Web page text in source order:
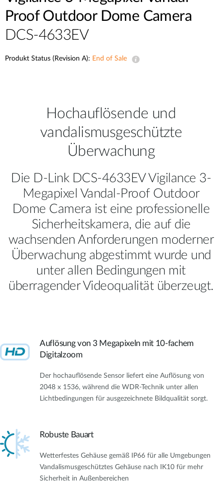
Proof Outdoor Dome Camera
DCS-4633EV
Produkt Status (Revision A): End of Sale
Hochauflösende und
vandalismusgeschützte
Überwachung
Die D-Link DCS-4633EV Vigilance 3-
Megapixel Vandal-Proof Outdoor
Dome Camera ist eine professionelle
Sicherheitskamera, die auf die
wachsenden Anforderungen moderner
Überwachung abgestimmt wurde und
unter allen Bedingungen mit
überragender Videoqualität überzeugt.
Auflösung von 3 Megapixeln mit 10-fachem
Digitalzoom
Der hochauflösende Sensor liefert eine Auflösung von
2048 x 1536, während die WDR-Technik unter allen
Lichtbedingungen für ausgezeichnete Bildqualität sorgt.
Robuste Bauart
Wetterfestes Gehäuse gemäß IP66 für alle Umgebungen
Vandalismusgeschütztes Gehäuse nach IK10 für mehr
Sicherheit in Außenbereichen